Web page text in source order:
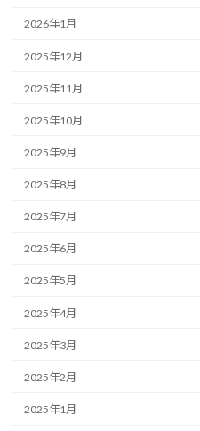
2026年1月
2025年12月
2025年11月
2025年10月
2025年9月
2025年8月
2025年7月
2025年6月
2025年5月
2025年4月
2025年3月
2025年2月
2025年1月